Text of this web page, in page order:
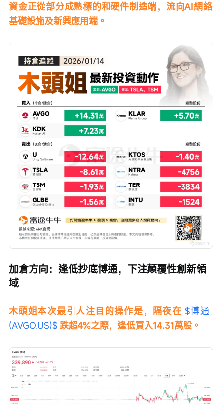
資金正從部分成熟標的和硬件制造端，流向AI網絡
基礎設施及新興應用端。
加倉方向：逢低抄底博通，下注顛覆性創新領
域
木頭姐本次最引人注目的操作是，隔夜在 $博通
(AVGO.US)$ 跌超4%之際，逢低買入14.31萬股。